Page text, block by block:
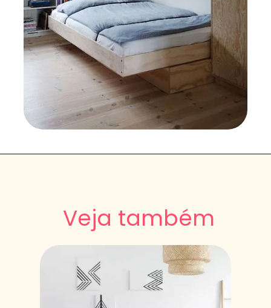
Veja também